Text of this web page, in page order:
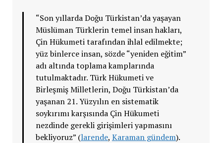
“Son yıllarda Doğu Türkistan’da yaşayan
Müslüman Türklerin temel insan hakları,
Çin Hükumeti tarafından ihlal edilmekte;
yüz binlerce insan, sözde “yeniden eğitim”
adı altında toplama kamplarında
tutulmaktadır. Türk Hükumeti ve
Birleşmiş Milletlerin, Doğu Türkistan’da
yaşanan 21. Yüzyılın en sistematik
soykırımı karşısında Çin Hükumeti
nezdinde gerekli girişimleri yapmasını
bekliyoruz” (larende, Karaman gündem).